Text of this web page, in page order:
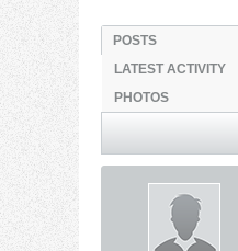
POSTS
LATEST ACTIVITY
PHOTOS